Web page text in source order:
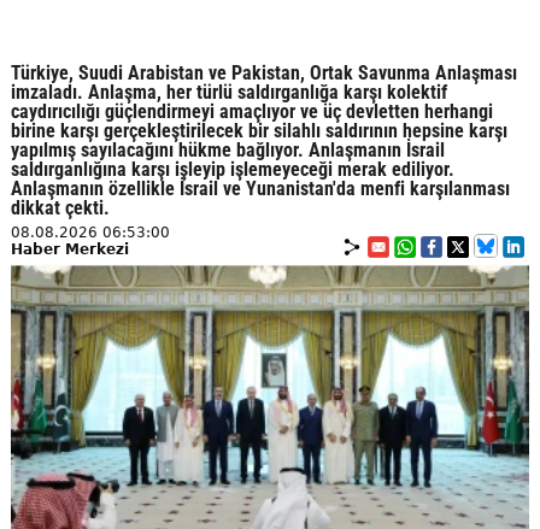
Türkiye, Suudi Arabistan ve Pakistan, Ortak Savunma Anlaşması
imzaladı. Anlaşma, her türlü saldırganlığa karşı kolektif
caydırıcılığı güçlendirmeyi amaçlıyor ve üç devletten herhangi
birine karşı gerçekleştirilecek bir silahlı saldırının hepsine karşı
yapılmış sayılacağını hükme bağlıyor. Anlaşmanın İsrail
saldırganlığına karşı işleyip işlemeyeceği merak ediliyor.
Anlaşmanın özellikle İsrail ve Yunanistan'da menfi karşılanması
dikkat çekti.
08.08.2026 06:53:00
Haber Merkezi